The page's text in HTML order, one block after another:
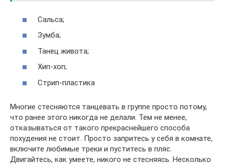
Сальса;
Зумба;
Танец живота;
Хип-хоп;
Стрип-пластика
Многие стесняются танцевать в группе просто потому,
что ранее этого никогда не делали. Тем не менее,
отказываться от такого прекраснейшего способа
похудения не стоит. Просто запритесь у себя в комнате,
включите любимые треки и пуститесь в пляс.
Двигайтесь, как умеете, никого не стесняясь. Несколько